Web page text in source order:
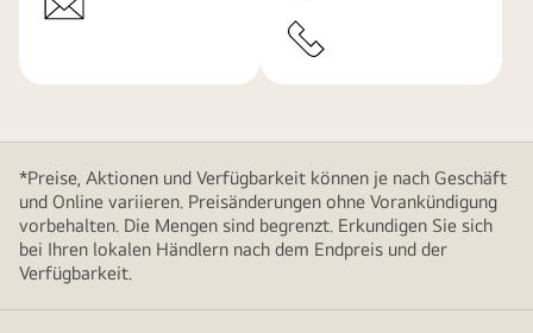
*Preise, Aktionen und Verfügbarkeit können je nach Geschäft
und Online variieren. Preisänderungen ohne Vorankündigung
vorbehalten. Die Mengen sind begrenzt. Erkundigen Sie sich
bei Ihren lokalen Händlern nach dem Endpreis und der
Verfügbarkeit.